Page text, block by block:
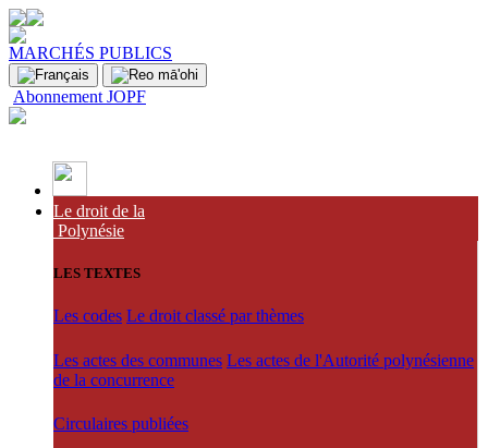
MARCHÉS PUBLICS
Abonnement JOPF
Le droit de la
Polynésie
LES TEXTES
Les codes Le droit classé par thèmes
Les actes des communes Les actes de l'Autorité polynésienne
de la concurrence
Circulaires publiées